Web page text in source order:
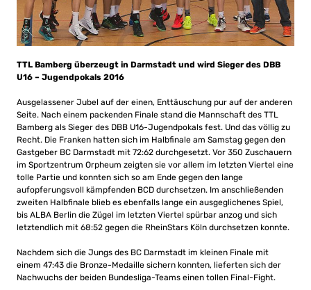
TTL Bamberg überzeugt in Darmstadt und wird Sieger des DBB
U16 – Jugendpokals 2016
Ausgelassener Jubel auf der einen, Enttäuschung pur auf der anderen
Seite. Nach einem packenden Finale stand die Mannschaft des TTL
Bamberg als Sieger des DBB U16-Jugendpokals fest. Und das völlig zu
Recht. Die Franken hatten sich im Halbfinale am Samstag gegen den
Gastgeber BC Darmstadt mit 72:62 durchgesetzt. Vor 350 Zuschauern
im Sportzentrum Orpheum zeigten sie vor allem im letzten Viertel eine
tolle Partie und konnten sich so am Ende gegen den lange
aufopferungsvoll kämpfenden BCD durchsetzen. Im anschließenden
zweiten Halbfinale blieb es ebenfalls lange ein ausgeglichenes Spiel,
bis ALBA Berlin die Zügel im letzten Viertel spürbar anzog und sich
letztendlich mit 68:52 gegen die RheinStars Köln durchsetzen konnte.
Nachdem sich die Jungs des BC Darmstadt im kleinen Finale mit
einem 47:43 die Bronze-Medaille sichern konnten, lieferten sich der
Nachwuchs der beiden Bundesliga-Teams einen tollen Final-Fight.